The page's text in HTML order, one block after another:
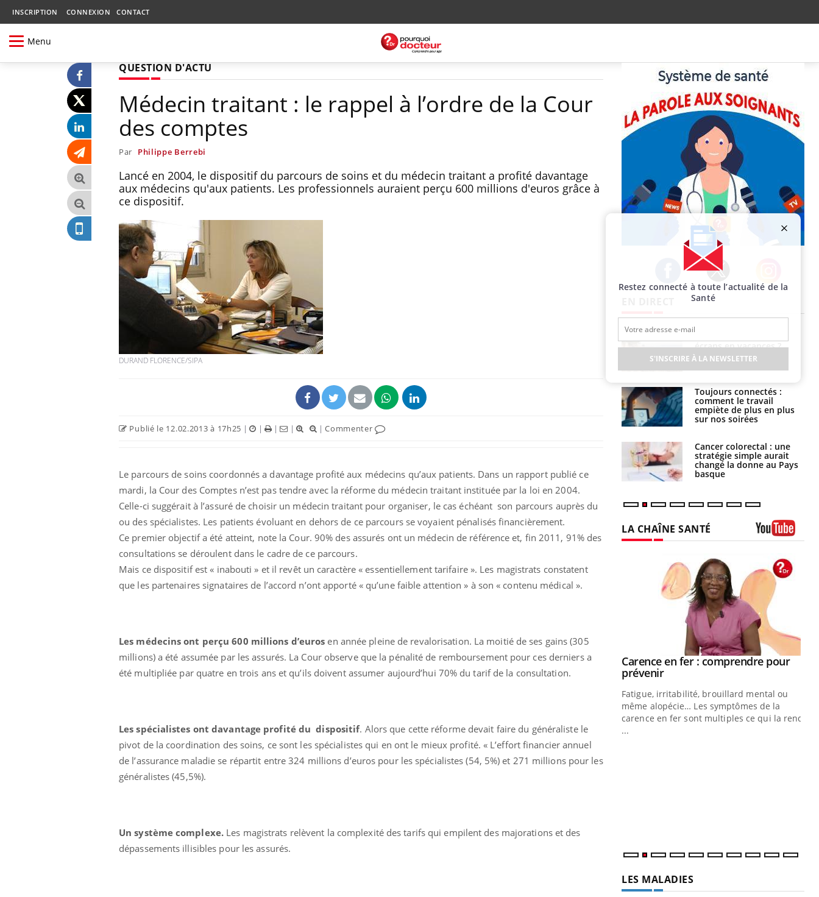
INSCRIPTION CONNEXION CONTACT
Menu
QUESTION D'ACTU
Médecin traitant : le rappel à l’ordre de la Cour
des comptes
Par Philippe Berrebi
Lancé en 2004, le dispositif du parcours de soins et du médecin traitant a profité davantage
aux médecins qu'aux patients. Les professionnels auraient perçu 600 millions d'euros grâce à
ce dispositif.
DURAND FLORENCE/SIPA
Publié le 12.02.2013 à 17h25 | | | | |Commenter
Le parcours de soins coordonnés a davantage profité aux médecins qu’aux patients. Dans un rapport publié ce
mardi, la Cour des Comptes n’est pas tendre avec la réforme du médecin traitant instituée par la loi en 2004.
Celle-ci suggérait à l’assuré de choisir un médecin traitant pour organiser, le cas échéant son parcours auprès du
ou des spécialistes. Les patients évoluant en dehors de ce parcours se voyaient pénalisés financièrement.
Ce premier objectif a été atteint, note la Cour. 90% des assurés ont un médecin de référence et, fin 2011, 91% des
consultations se déroulent dans le cadre de ce parcours.
Mais ce dispositif est « inabouti » et il revêt un caractère « essentiellement tarifaire ». Les magistrats constatent
que les partenaires signataires de l’accord n’ont apporté « qu’une faible attention » à son « contenu médical ».
Les médecins ont perçu 600 millions d’euros en année pleine de revalorisation. La moitié de ses gains (305
millions) a été assumée par les assurés. La Cour observe que la pénalité de remboursement pour ces derniers a
été multipliée par quatre en trois ans et qu’ils doivent assumer aujourd’hui 70% du tarif de la consultation.
Les spécialistes ont davantage profité du dispositif. Alors que cette réforme devait faire du généraliste le
pivot de la coordination des soins, ce sont les spécialistes qui en ont le mieux profité. « L’effort financier annuel
de l’assurance maladie se répartit entre 324 millions d’euros pour les spécialistes (54, 5%) et 271 millions pour les
généralistes (45,5%).
Un système complexe. Les magistrats relèvent la complexité des tarifs qui empilent des majorations et des
dépassements illisibles pour les assurés.
Facebook Twitter Instagram
Mortalité infantile : un
rapport s’interroge sur
son taux élevé en France
écrans en vacances ?
Toujours connectés :
comment le travail
empiète de plus en plus
sur nos soirées
Cancer colorectal : une
stratégie simple aurait
changé la donne au Pays
basque
West Nile : que se passe-
t-il dans le sud de la
France ?
Les médicaments GLP-1
protègent-ils aussi les os
?
Cytomégalovirus : ce qui
change dans la prise en
charge des femmes
enceintes
LA CHAÎNE SANTÉ
Youtube
Eczéma Chronique des Mains :
expliquer ma maladieYoutube
montrer ...
Youtube
Carence en fer : comprendre pour
prévenirYoutube
Fatigue, irritabilité, brouillard mental ou
même alopécie… Les symptômes de la
carence en fer sont multiples ce qui la rend
...
LES MALADIES
Restez connecté à toute l’actualité de la
Santé
S'INSCRIRE À LA NEWSLETTER